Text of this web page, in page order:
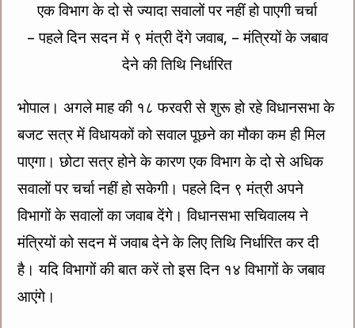
एक विभाग के दो से ज्यादा सवालों पर नहीं हो पाएगी चर्चा
– पहले दिन सदन में ९ मंत्री देंगे जवाब, – मंत्रियों के जबाव
देने की तिथि निर्धारित
भोपाल। अगले माह की १८ फरवरी से शुरू हो रहे विधानसभा के
बजट सत्र में विधायकों को सवाल पूछने का मौका कम ही मिल
पाएगा। छोटा सत्र होने के कारण एक विभाग के दो से अधिक
सवालों पर चर्चा नहीं हो सकेगी। पहले दिन ९ मंत्री अपने
विभागों के सवालों का जवाब देंगे। विधानसभा सचिवालय ने
मंत्रियों को सदन में जवाब देने के लिए तिथि निर्धारित कर दी
है। यदि विभागों की बात करें तो इस दिन १४ विभागों के जबाव
आएंगे।